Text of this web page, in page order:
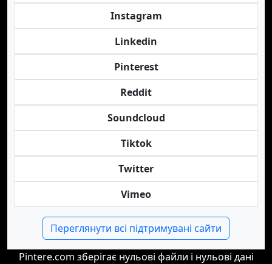
Instagram
Linkedin
Pinterest
Reddit
Soundcloud
Tiktok
Twitter
Vimeo
Переглянути всі підтримувані сайти
Pintere.com зберігає нульові файли і нульові дані